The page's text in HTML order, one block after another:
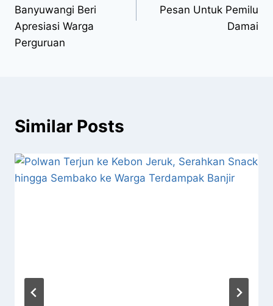
Banyuwangi Beri
Apresiasi Warga
Perguruan
Pesan Untuk Pemilu
Damai
Similar Posts